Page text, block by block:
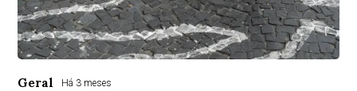
Geral Há 3 meses